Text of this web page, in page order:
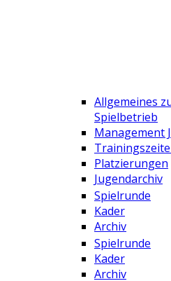
Allgemeines
Spielbetrieb
Management
Platzierungen
Jugendarchiv
Spielrunde
Kader
Archiv
Spielrunde
Kader
Archiv